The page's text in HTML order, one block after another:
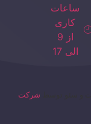
ساعات
کاری
از 9
الی 17
شرکت